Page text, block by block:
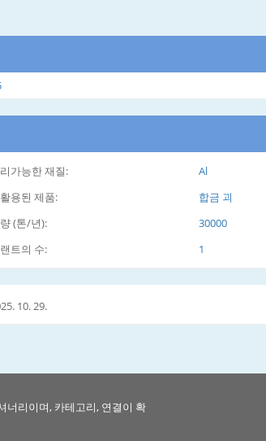
가능한 재질:
Al
용된 제품:
합금 괴
(톤/년):
30000
트의 수:
1
10. 29.
너리이며, 카테고리, 연결이 확